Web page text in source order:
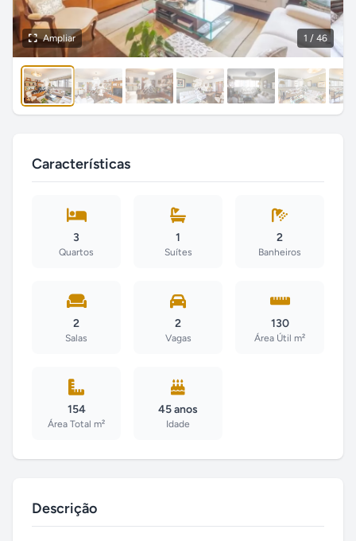
1 / 46
Ampliar
Características
3
Quartos
1
Suítes
2
Banheiros
2
Salas
2
Vagas
130
Área Útil m²
154
Área Total m²
45 anos
Idade
Descrição